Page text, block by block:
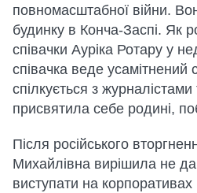
повномасштабної війни.
будинку в Конча-Заспі. Як
співачки Ауріка Ротару у
співачка веде усамітнений
спілкується з
присвятила себе родині,
Після російського
Михайлівна вирішила не
виступати на корпоративах